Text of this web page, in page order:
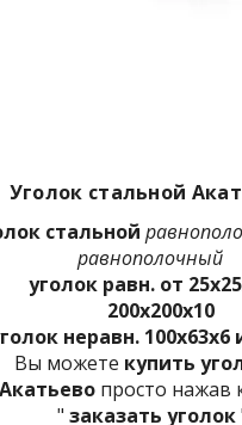
Уголок стальной
стальной
равнополочный
уголок равн. от
200х200х10
неравн. 100х63х6
Вы можете купить
Акатьево просто нажав
" заказать уголок